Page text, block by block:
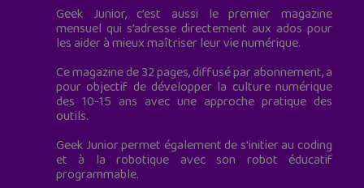
Geek Junior, c’est aussi le premier magazine
mensuel qui s’adresse directement aux ados pour
les aider à mieux maîtriser leur vie numérique.
Ce magazine de 32 pages, diffusé par abonnement, a
pour objectif de développer la culture numérique
des 10-15 ans avec une approche pratique des
outils.
Geek Junior permet également de s'initier au coding
et à la robotique avec son robot éducatif
programmable.